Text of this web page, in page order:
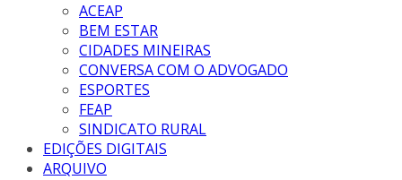
ACEAP
BEM ESTAR
CIDADES MINEIRAS
CONVERSA COM O ADVOGADO
ESPORTES
FEAP
SINDICATO RURAL
EDIÇÕES DIGITAIS
ARQUIVO